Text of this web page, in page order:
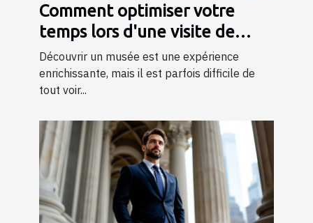
Comment optimiser votre
temps lors d'une visite de
musée ?
Découvrir un musée est une expérience
enrichissante, mais il est parfois difficile de
tout voir...